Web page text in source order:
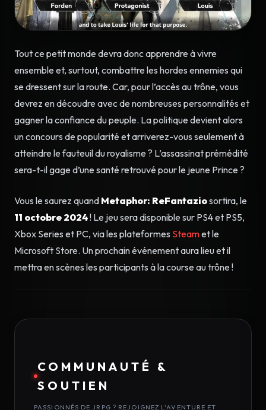
Tout ce petit monde devra donc apprendre à vivre
ensemble et, surtout, combattre les hordes ennemies qui
se dressent sur la route. Car, pour l’accès au trône, vous
devrez en découdre avec de nombreuses personnalités et
gagner la confiance du peuple. La politique devient alors
un concours de popularité et arriverez-vous seulement à
atteindre le fauteuil du royalisme ? L’assassinat prémédité
sera-t-il gage d’une santé retrouvé pour le jeune Prince ?
Vous le saurez quand Metaphor: ReFantaziosortira, le
11 octobre 2024! Le jeu sera disponible sur PS4 et PS5,
Xbox Series et PC, via les plateformes Steamet le
Microsoft Store. Un prochain événement aura lieu et il
mettra en scènes les participants à la course au trône !
COMMUNAUTÉ &
SOUTIEN
PASSIONNÉS DE JRPG ? REJOIGNEZ L'AVENTURE ET